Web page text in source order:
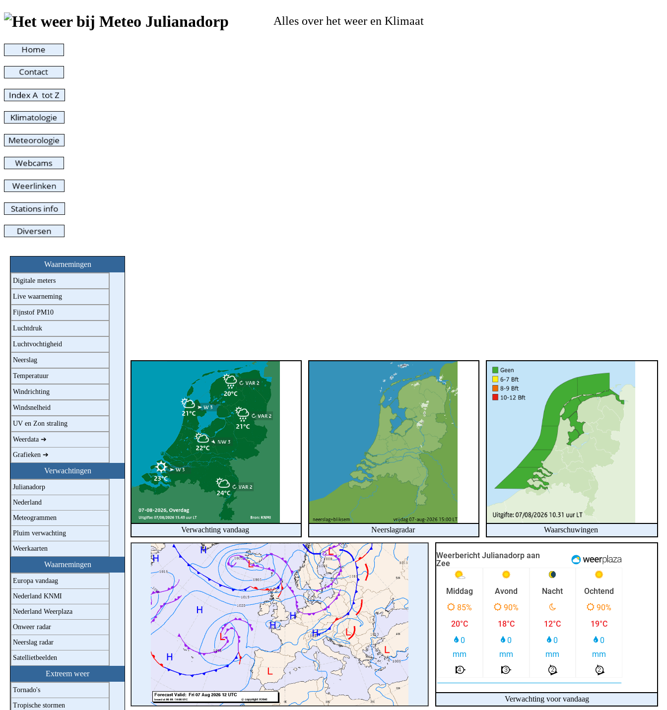
Alles over het weer en Klimaat
Waarnemingen
Digitale meters
Live waarneming
Fijnstof PM10
Luchtdruk
Luchtvochtigheid
Neerslag
Temperatuur
Windrichting
Windsnelheid
UV en Zon straling
Weerdata ➔
Grafieken ➔
Verwachtingen
Julianadorp
Nederland
Meteogrammen
Pluim verwachting
Weerkaarten
Waarnemingen
Europa vandaag
Nederland KNMI
Nederland Weerplaza
Onweer radar
Neerslag radar
Satellietbeelden
Extreem weer
Tornado's
Tropische stormen
Verwachting vandaag Neerslagradar Waarschuwingen
Verwachting voor vandaag